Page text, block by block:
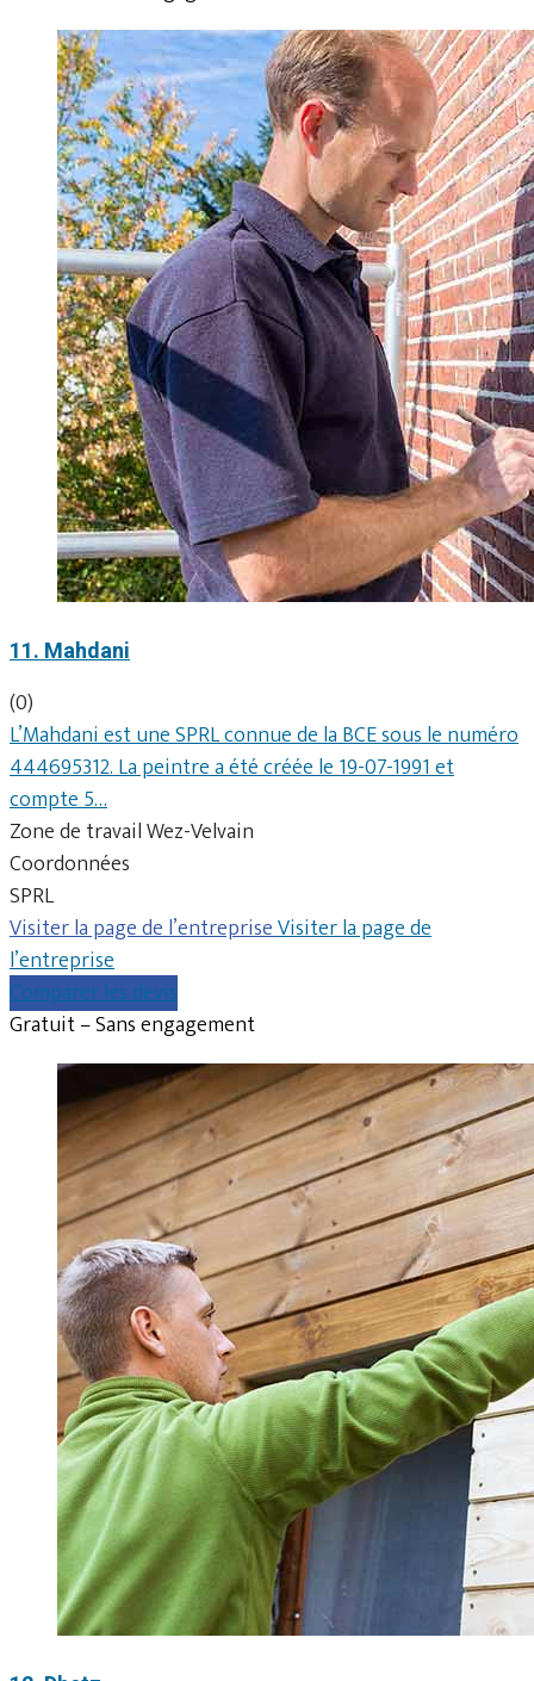
11. Mahdani
(0)
L’Mahdani est une SPRL connue de la BCE sous le numéro
444695312. La peintre a été créée le 19-07-1991 et
compte 5…
Zone de travail Wez-Velvain
Coordonnées
SPRL
Visiter la page de l’entrepriseVisiter la page de
l’entreprise
Comparer les devis
Gratuit – Sans engagement